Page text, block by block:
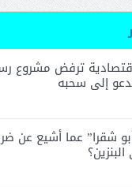
ترفض مشروع
إلى سحبه
شقرا” عما أشيع عن